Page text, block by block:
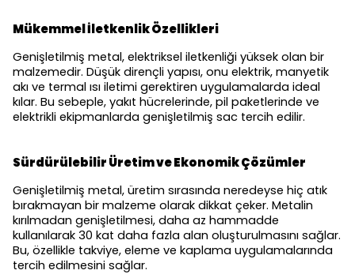
Mükemmel İletkenlik Özellikleri
Genişletilmiş metal, elektriksel iletkenliği yüksek olan bir
malzemedir. Düşük dirençli yapısı, onu elektrik, manyetik
akı ve termal ısı iletimi gerektiren uygulamalarda ideal
kılar. Bu sebeple, yakıt hücrelerinde, pil paketlerinde ve
elektrikli ekipmanlarda genişletilmiş sac tercih edilir.
Sürdürülebilir Üretim ve Ekonomik Çözümler
Genişletilmiş metal, üretim sırasında neredeyse hiç atık
bırakmayan bir malzeme olarak dikkat çeker. Metalin
kırılmadan genişletilmesi, daha az hammadde
kullanılarak 30 kat daha fazla alan oluşturulmasını sağlar.
Bu, özellikle takviye, eleme ve kaplama uygulamalarında
tercih edilmesini sağlar.